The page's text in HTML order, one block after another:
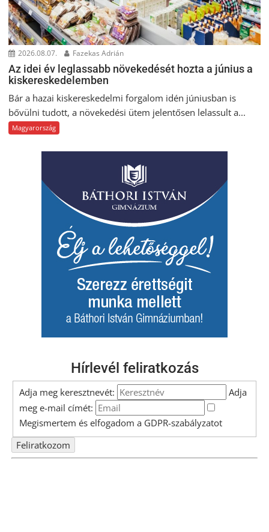
2026.08.07. Fazekas Adrián
Az idei év leglassabb növekedését hozta a június a
kiskereskedelemben
Bár a hazai kiskereskedelmi forgalom idén júniusban is
bővülni tudott, a növekedési ütem jelentősen lelassult a...
Magyarország
Hírlevél feliratkozás
Adja meg keresztnevét:
Adja
meg e-mail címét:
Megismertem és elfogadom a GDPR-szabályzatot